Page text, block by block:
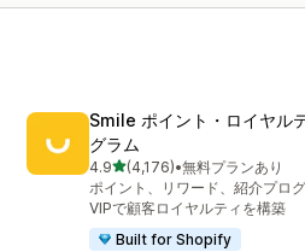
Smile ポイント・ロイヤル
グラム
4.95つ星中
(4,176)
合計レビュー数：4176件
•無料プランあり
ポイント、リワード、紹介プログ
VIPで顧客ロイヤルティを構築
Built for Shopify